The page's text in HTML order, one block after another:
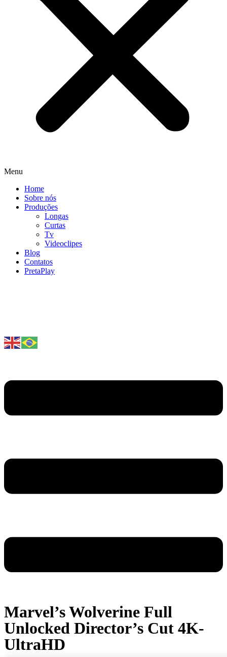
Menu
Home
Sobre nós
Produções
Longas
Curtas
Tv
Videoclipes
Blog
Contatos
PretaPlay
Marvel’s Wolverine Full
Unlocked Director’s Cut 4K-
UltraHD